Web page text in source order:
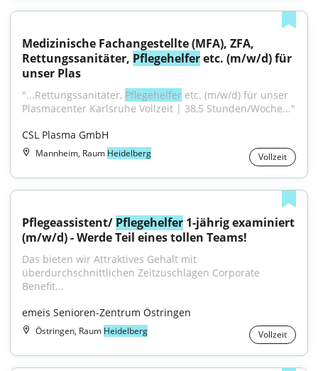
Medizinische Fachangestellte (MFA), ZFA,
Rettungssanitäter, Pflegehelfer etc. (m/w/d) für
unser Plas
"...Rettungssanitäter, Pflegehelfer etc. (m/w/d) für unser
Plasmacenter Karlsruhe Vollzeit | 38,5 Stunden/Woche..."
CSL Plasma GmbH
Mannheim, Raum Heidelberg Vollzeit
Pflegeassistent/ Pflegehelfer 1-jährig examiniert
(m/w/d) - Werde Teil eines tollen Teams!
Das bieten wir Attraktives Gehalt mit
überdurchschnittlichen Zeitzuschlägen Corporate
Benefit...
emeis Senioren-Zentrum Östringen
Östringen, Raum Heidelberg Vollzeit